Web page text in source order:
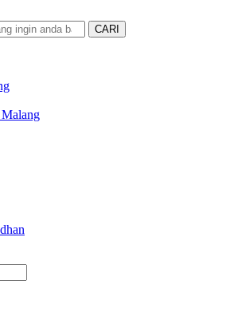
CARI